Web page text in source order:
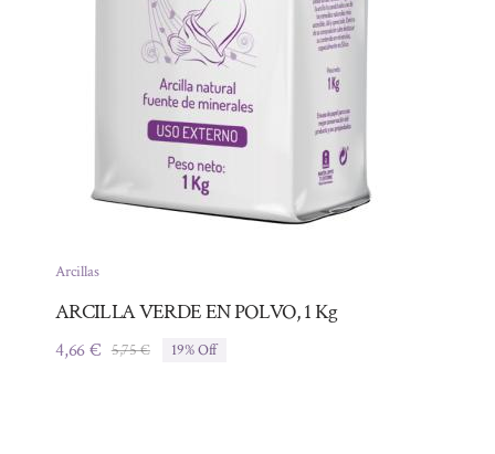
Arcillas
ARCILLA VERDE EN POLVO, 1 Kg
5,75€El
4,66€
El
19% Off